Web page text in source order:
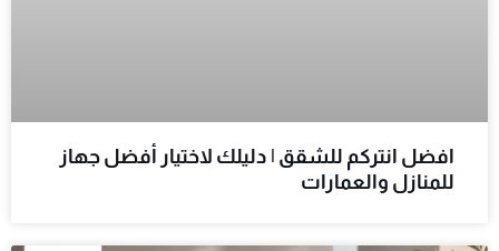
افضل انتركم للشقق | دليلك لاختيار أفضل جهاز
للمنازل والعمارات